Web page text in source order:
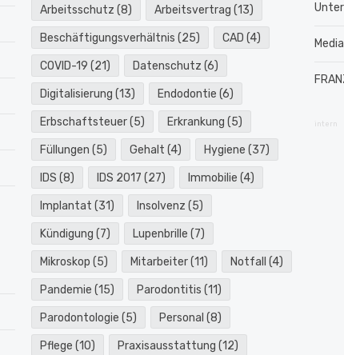
Arbeitsschutz (8) Arbeitsvertrag (13)
Beschäftigungsverhältnis (25) CAD (4)
COVID-19 (21) Datenschutz (6)
Digitalisierung (13) Endodontie (6)
Erbschaftsteuer(5) Erkrankung (5)
Füllungen (5) Gehalt (4) Hygiene (37)
IDS (8) IDS 2017 (27) Immobilie (4)
Implantat (31) Insolvenz (5)
Kündigung (7) Lupenbrille (7)
Mikroskop (5) Mitarbeiter(11) Notfall (4)
Pandemie (15) Parodontitis (11)
Parodontologie (5) Personal (8)
Pflege (10) Praxisausstattung (12)
intern